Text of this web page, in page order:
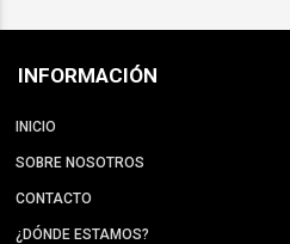
INFORMACIÓN
INICIO
SOBRE NOSOTROS
CONTACTO
¿DÓNDE ESTAMOS?